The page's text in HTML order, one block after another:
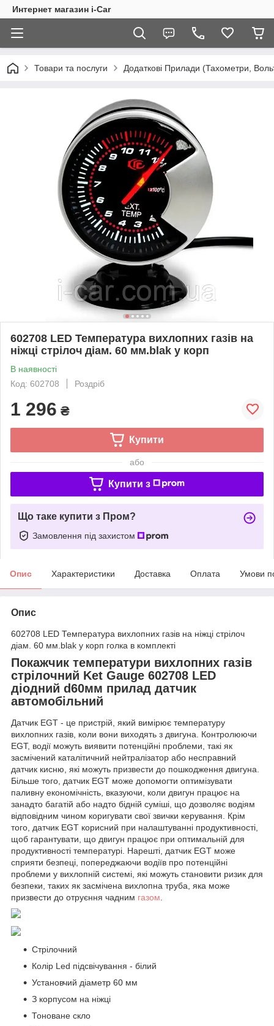
Интернет магазин i-Car
Товари та послуги Додаткові Прилади (Тахометри,
602708 LED Температура вихлопних газів на
ніжці стрілоч діам. 60 мм.blak у корп
В наявності
Код: 602708
Роздріб
1 296 ₴
Купити
або
Купити з
Що таке купити з Пром?
Замовлення під захистом
Опис Характеристики Доставка Оплата Умови
Опис
602708 LED Температура вихлопних газів на ніжці стрілоч
діам. 60 мм.blak у корп голка в комплекті
Покажчик температури вихлопних газів
стрілочний Ket Gauge 602708 LED
діодний d60мм прилад датчик
автомобільний
Датчик EGT - це пристрій, який вимірює температуру
вихлопних газів, коли вони виходять з двигуна. Контролюючи
EGT, водії можуть виявити потенційні проблеми, такі як
засмічений каталітичний нейтралізатор або несправний
датчик кисню, які можуть призвести до пошкодження двигуна.
Більше того, датчик EGT може допомогти оптимізувати
паливну економічність, вказуючи, коли двигун працює на
занадто багатій або надто бідній суміші, що дозволяє водіям
відповідним чином коригувати свої звички керування. Крім
того, датчик EGT корисний при налаштуванні продуктивності,
щоб гарантувати, що двигун працює при оптимальній для
продуктивності температурі. Нарешті, датчик EGT може
сприяти безпеці, попереджаючи водіїв про потенційні
проблеми у вихлопній системі, які можуть становити ризик для
безпеки, таких як засмічена вихлопна труба, яка може
призвести до отруєння чадним газом.
Стрілочний
Колір Led підсвічування - білий
Установчий діаметр 60 мм
З корпусом на ніжці
Тоноване скло